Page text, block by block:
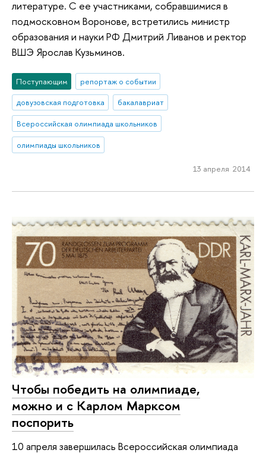
литературе. С ее участниками, собравшимися в
подмосковном Воронове, встретились министр
образования и науки РФ Дмитрий Ливанов и ректор
ВШЭ Ярослав Кузьминов.
Поступающим
репортаж о событии
довузовская подготовка
бакалавриат
Всероссийская олимпиада школьников
олимпиады школьников
13 апреля 2014
Чтобы победить на олимпиаде,
можно и с Карлом Марксом
поспорить
10 апреля завершилась Всероссийская олимпиада